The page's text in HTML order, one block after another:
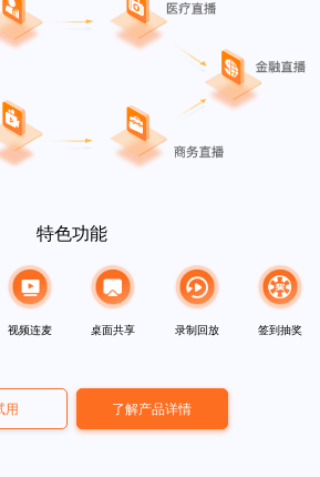
特色功能
视频连麦 桌面共享 录制回放 签到抽奖
用 了解产品详情